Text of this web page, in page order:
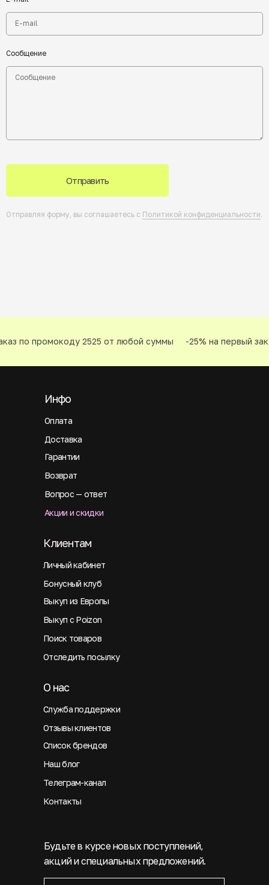
Сообщение
Отправить
Отправляя форму, вы соглашаетесь с Политикой конфиденциальности.
по промокоду 2525 от любой суммы -25% на первый
Оплата
Инфо
Будьте в курсе новых поступлений,
акций и специальных предложений.
Доставка
Гарантии
Возврат
Вопрос — ответ
Акции и скидки
Личный кабинет
Клиентам
Бонусный клуб
Выкуп из Европы
Выкуп с Poizon
Поиск товаров
Отследить посылку
Служба поддержки
О нас
Отзывы клиентов
Список брендов
Наш блог
Телеграм-канал
Контакты